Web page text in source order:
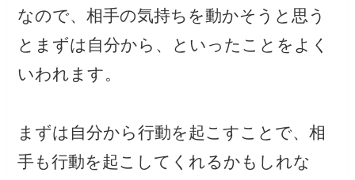
なので、相手の気持ちを動かそうと思う
とまずは自分から、といったことをよく
いわれます。
まずは自分から行動を起こすことで、相
手も行動を起こしてくれるかもしれな